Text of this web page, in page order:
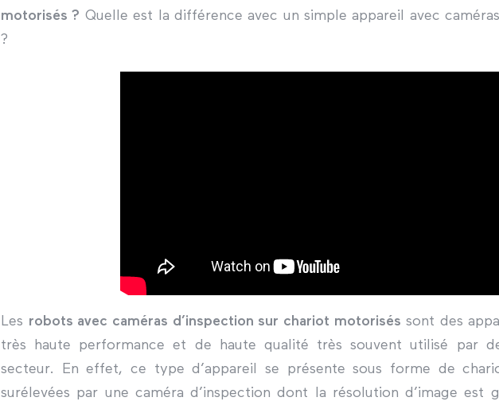
motorisés ? Quelle est la différence avec un simple appareil avec
?
Les robots avec caméras d’inspection sur chariot motorisés sont des
très haute performance et de haute qualité très souvent utilisé par
secteur. En effet, ce type d’appareil se présente sous forme de
surélevées par une caméra d’inspection dont la résolution d’image est